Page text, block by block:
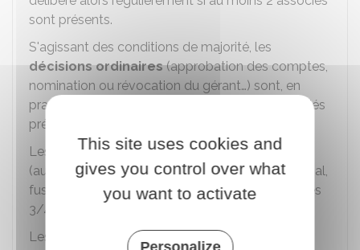
sont présents.
S'agissant des conditions de majorité, les
décisions ordinaires(approbation des comptes,
nomination ou révocation du gérant…) sont, en
pratique, prises à la majorité des voix des associés
présents ou représentés.
Les
décisions modifiant les statuts
(augmentation du capital, transfert du siège social,
fusion…) sont quant à elles prises à la majorité des
3/4 des voix de l'ensemble des associés.
Les délibérations en assemblée donnent lieu à
This site uses cookies and
gives you control over what
you want to activate
Personalize